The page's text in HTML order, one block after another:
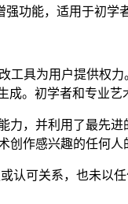
功能，适用于初学
工具为用户提供权
。初学者和专业
，并利用了最先
作感兴趣的任何
认可关系，也未